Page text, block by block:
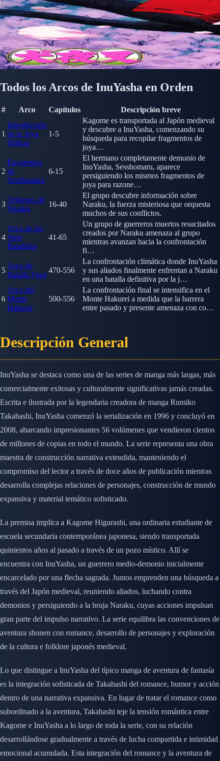
Todos los Arcos de InuYasha en Orden
# Arco Capítulos Descripción breve
1
Introducción
de la Joya
Shikon
1-5
Kagome es transportada al Japón medieval
y descubre a InuYasha, comenzando su
búsqueda para recopilar fragmentos de
joya…
2
Encuentros
de
Sesshomaru
6-15
El hermano completamente demonio de
InuYasha, Sesshomaru, aparece
persiguiendo los mismos fragmentos de
joya para razone…
3
Orígenes de
Naraku
16-40
El grupo descubre información sobre
Naraku, la fuerza misteriosa que orquesta
muchos de sus conflictos.
4
Arco de los
Siete
Bandidos
41-65
Un grupo de guerreros muertos resucitados
creados por Naraku amenaza al grupo
mientras avanzan hacia la confrontación
fi…
5
Arco de
Batalla Final
470-556
La confrontación climática donde InuYasha
y sus aliados finalmente enfrentan a Naraku
en una batalla definitiva por la j…
6
Arco del
Monte
Hakurei
500-556
La confrontación final se intensifica en el
Monte Hakurei a medida que la barrera
entre pasado y presente amenaza con co…
Descripción General
InuYasha se destaca como una de las series de manga más largas, más
comercialmente exitosas y culturalmente significativas jamás creadas.
Escrita e ilustrada por la legendaria creadora de manga Rumiko
Takahashi, InuYasha comenzó la serialización en 1996 y concluyó en
2008, abarcando impresionantes 56 volúmenes que vendieron cientos
de millones de copias en todo el mundo. La serie representa una obra
maestra de construcción narrativa extendida, manteniendo el
compromiso del lector a través de doce años de publicación mientras
desarrolla complejas relaciones de personajes, construcción de mundo
expansiva y material temático sofisticado.
La premisa implica a Kagome Higurashi, una ordinaria estudiante de
escuela secundaria contemporánea japonesa, siendo transportada
quinientos años al pasado a través de un pozo místico. Allí se
encuentra con InuYasha, un guerrero medio-demonio inicialmente
encarcelado por una flecha sagrada. Juntos emprenden una búsqueda a
través del Japón medieval, reuniendo aliados, luchando contra
demonios y persiguiendo a la bruja Naraku, cuyas acciones impulsan
gran parte del impulso narrativo. La serie equilibra las convenciones de
aventura shonen con romance, desarrollo de personajes y exploración
de la cultura e folklore japonés medieval.
Lo que distingue a InuYasha del típico manga de aventura de fantasía
es la integración sofisticada de Takahashi del romance, humor y acción
dentro de una narrativa expansiva. En lugar de tratar el romance como
subordinado a la aventura, Takahashi teje la tensión romántica entre
Kagome e InuYasha a lo largo de toda la serie, con su relación
desarrollándose gradualmente a través de lucha compartida e intimidad
emocional acumulada. Esta integración del romance y la aventura de